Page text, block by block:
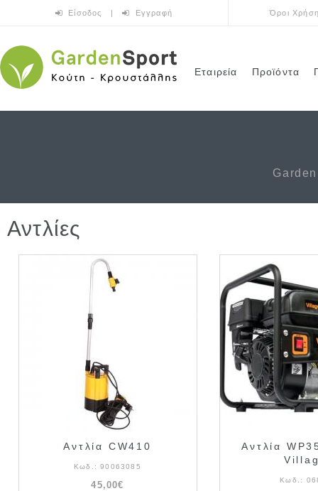
Είσοδος | Εγγραφή Όροι
Εταιρεία Προϊόντα
Αντλίες
Αντλία CW410
Κωδ.: 90063085
45,00€
Αντλία
Κωδ.: